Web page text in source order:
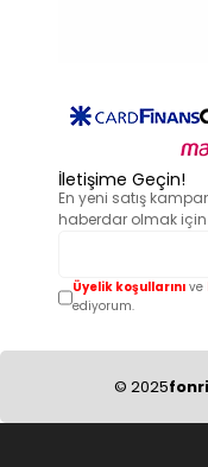
İletişime Geçin!
En yeni satış
haberdar olmak için
Üyelik koşullarınıve
ediyorum.
© 2025